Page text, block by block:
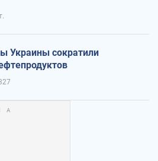
Украины сократили